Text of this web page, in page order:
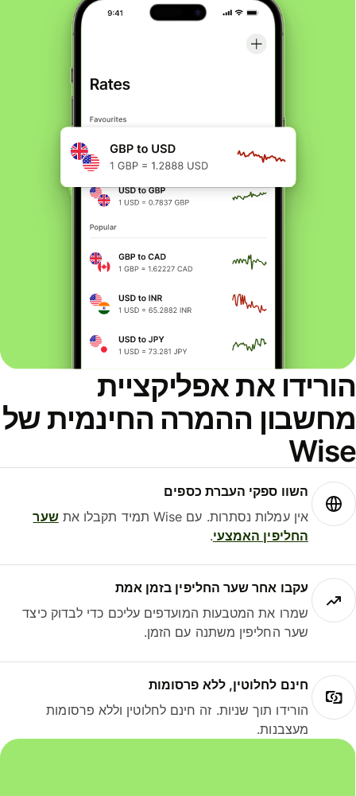
את אפליקציית
ההמרה החינמית של
השוו ספקי העברת כספים
אין עמלות נסתרות. עם Wise תמיד תקבלו את
שער
החליפין האמצעי.
עקבו אחר שער החליפין בזמן אמת
שמרו את המטבעות המועדפים עליכם כדי לבדוק כיצד
שער החליפין משתנה עם הזמן.
חינם לחלוטין, ללא פרסומות
הורידו תוך שניות. זה חינם לחלוטין וללא פרסומות
מעצבנות.